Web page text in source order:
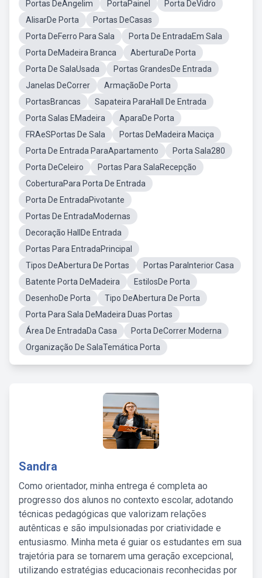
Portas DeAngelim PortaPainel
Porta DeVidro
AlisarDe Porta
Portas DeCasas
Porta DeFerro Para Sala
Porta De EntradaEm Sala
Porta DeMadeira Branca
AberturaDe Porta
Porta De SalaUsada
Portas GrandesDe Entrada
Janelas DeCorrer
ArmaçãoDe Porta
PortasBrancas
Sapateira ParaHall De Entrada
Porta Salas EMadeira
AparaDe Porta
FRAeSPortas De Sala
Portas DeMadeira Maciça
Porta De Entrada ParaApartamento
Porta Sala280
Porta DeCeleiro
Portas Para SalaRecepção
CoberturaPara Porta De Entrada
Porta De EntradaPivotante
Portas De EntradaModernas
Decoração HallDe Entrada
Portas Para EntradaPrincipal
Tipos DeAbertura De Portas
Portas ParaInterior Casa
Batente Porta DeMadeira
EstilosDe Porta
DesenhoDe Porta
Tipo DeAbertura De Porta
Porta Para Sala DeMadeira Duas Portas
Área De EntradaDa Casa
Porta DeCorrer Moderna
Organização De SalaTemática Porta
Sandra
Como orientador, minha entrega é completa ao
progresso dos alunos no contexto escolar, adotando
técnicas pedagógicas que valorizam relações
autênticas e são impulsionadas por criatividade e
entusiasmo. Minha meta é guiar os estudantes em sua
trajetória para se tornarem uma geração excepcional,
utilizando estratégias educacionais reconhecidas por